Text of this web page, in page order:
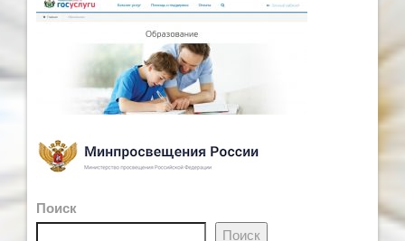
Поиск
Поиск